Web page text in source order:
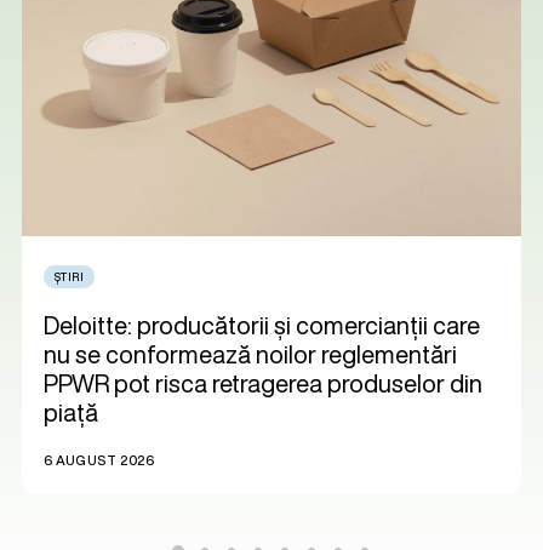
ȘTIRI
Deloitte: producătorii și comercianții care
nu se conformează noilor reglementări
PPWR pot risca retragerea produselor din
piață
6 AUGUST 2026